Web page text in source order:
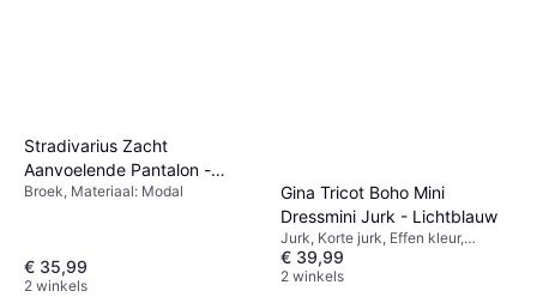
Stradivarius Zacht
Aanvoelende Pantalon -
Zwart
Broek, Materiaal: Modal
€ 35,99
2 winkels
Gina Tricot Boho Mini
Dressmini Jurk - Lichtblauw
Jurk, Korte jurk, Effen kleur,
Materiaal: Polyamide
€ 39,99
2 winkels